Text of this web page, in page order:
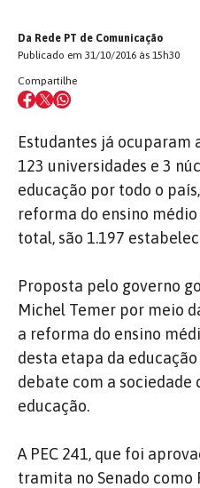
Da Rede PT de Comunicação
Publicado em 31/10/2016 às 15h30
Compartilhe
Estudantes já ocuparam
123 universidades e 3
educação por todo o
reforma do ensino médio
total, são 1.197
Proposta pelo governo
Michel Temer por meio
a reforma do ensino
desta etapa da
debate com a sociedade
educação.
A PEC 241, que foi
tramita no Senado como